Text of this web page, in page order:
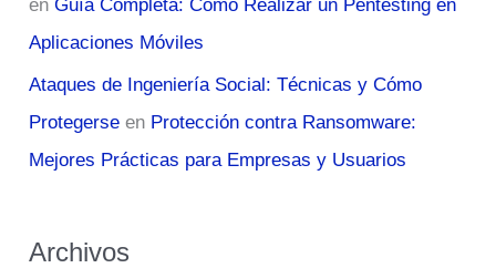
enGuía Completa: Cómo Realizar un Pentesting en
Aplicaciones Móviles
Ataques de Ingeniería Social: Técnicas y Cómo
Protegerse en Protección contra Ransomware:
Mejores Prácticas para Empresas y Usuarios
Archivos